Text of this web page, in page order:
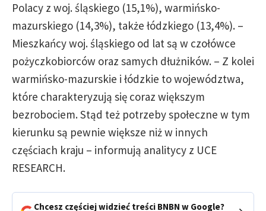
Polacy z woj. śląskiego (15,1%), warmińsko-
mazurskiego (14,3%), także łódzkiego (13,4%). –
Mieszkańcy woj. śląskiego od lat są w czołówce
pożyczkobiorców oraz samych dłużników. – Z kolei
warmińsko-mazurskie i łódzkie to województwa,
które charakteryzują się coraz większym
bezrobociem. Stąd też potrzeby społeczne w tym
kierunku są pewnie większe niż w innych
częściach kraju – informują analitycy z UCE
RESEARCH.
Chcesz częściej widzieć treści BNBN w Google?